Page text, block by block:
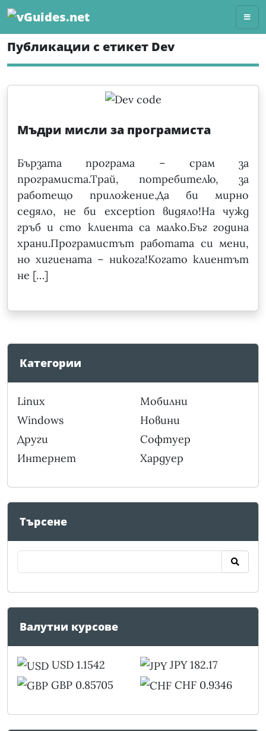
Skip
content
Публикации с етикет Dev
Мъдри мисли за програмиста
Бързата програма – срам за
програмиста.Трай, потребителю, за
работещо приложение.Да би мирно
седяло, не би exception видяло!На чужд
гръб и сто клиента са малко.Бъг година
храни.Програмистът работата си мени,
но хигиената – никога!Когато клиентът
не […]
Категории
Linux
Windows
Други
Интернет
Мобилни
Новини
Софтуер
Хардуер
Търсене
Валутни курсове
USD 1.1542
GBP 0.85705
JPY 182.17
CHF 0.9346